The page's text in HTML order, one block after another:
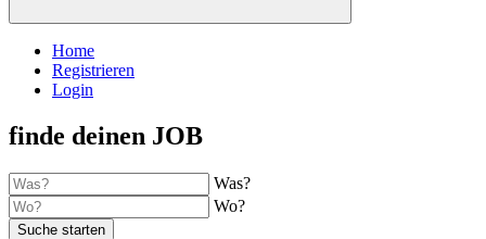
Home
Registrieren
Login
finde deinen JOB
Was?
Wo?
Suche starten